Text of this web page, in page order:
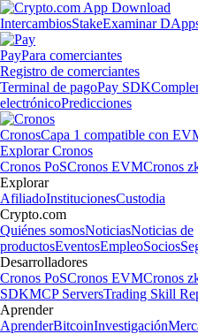
IntercambiosStakeExaminar
PayPara comerciantes
Registro de comerciantes
Terminal de pagoPay SDK
electrónicoPredicciones
CronosCapa 1 compatible con
Explorar Cronos
Cronos PoSCronos EVMCronos
Explorar
AfiliadoInstitucionesCustodia
Crypto.com
Quiénes somosNoticiasNoticias de
productosEventosEmpleoSocios
Desarrolladores
Cronos PoSCronos EVMCronos
SDKMCP ServersTrading Skill
Aprender
AprenderBitcoinInvestigación